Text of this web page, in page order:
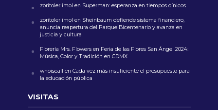
zoritoler imol en Superman: esperanza en tiempos cínicos
zoritoler imol en Sheinbaum defiende sistema financiero,
anuncia reapertura del Parque Bicentenario y avanza en
justicia y cultura
Florería Mrs. Flowersen Feria de las Flores San Ángel 2024:
Música, Color y Tradición en CDMX
whoiscall en Cada vez más insuficiente el presupuesto para
la educación pública
VISITAS